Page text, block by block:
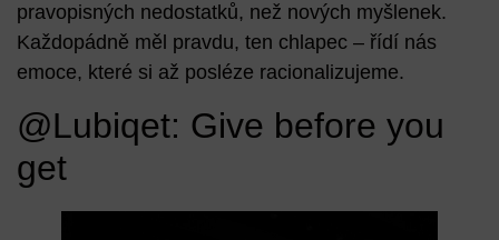
pravopisných nedostatků, než nových myšlenek.
Každopádně měl pravdu, ten chlapec – řídí nás
emoce, které si až posléze racionalizujeme.
@Lubiqet: Give before you
get